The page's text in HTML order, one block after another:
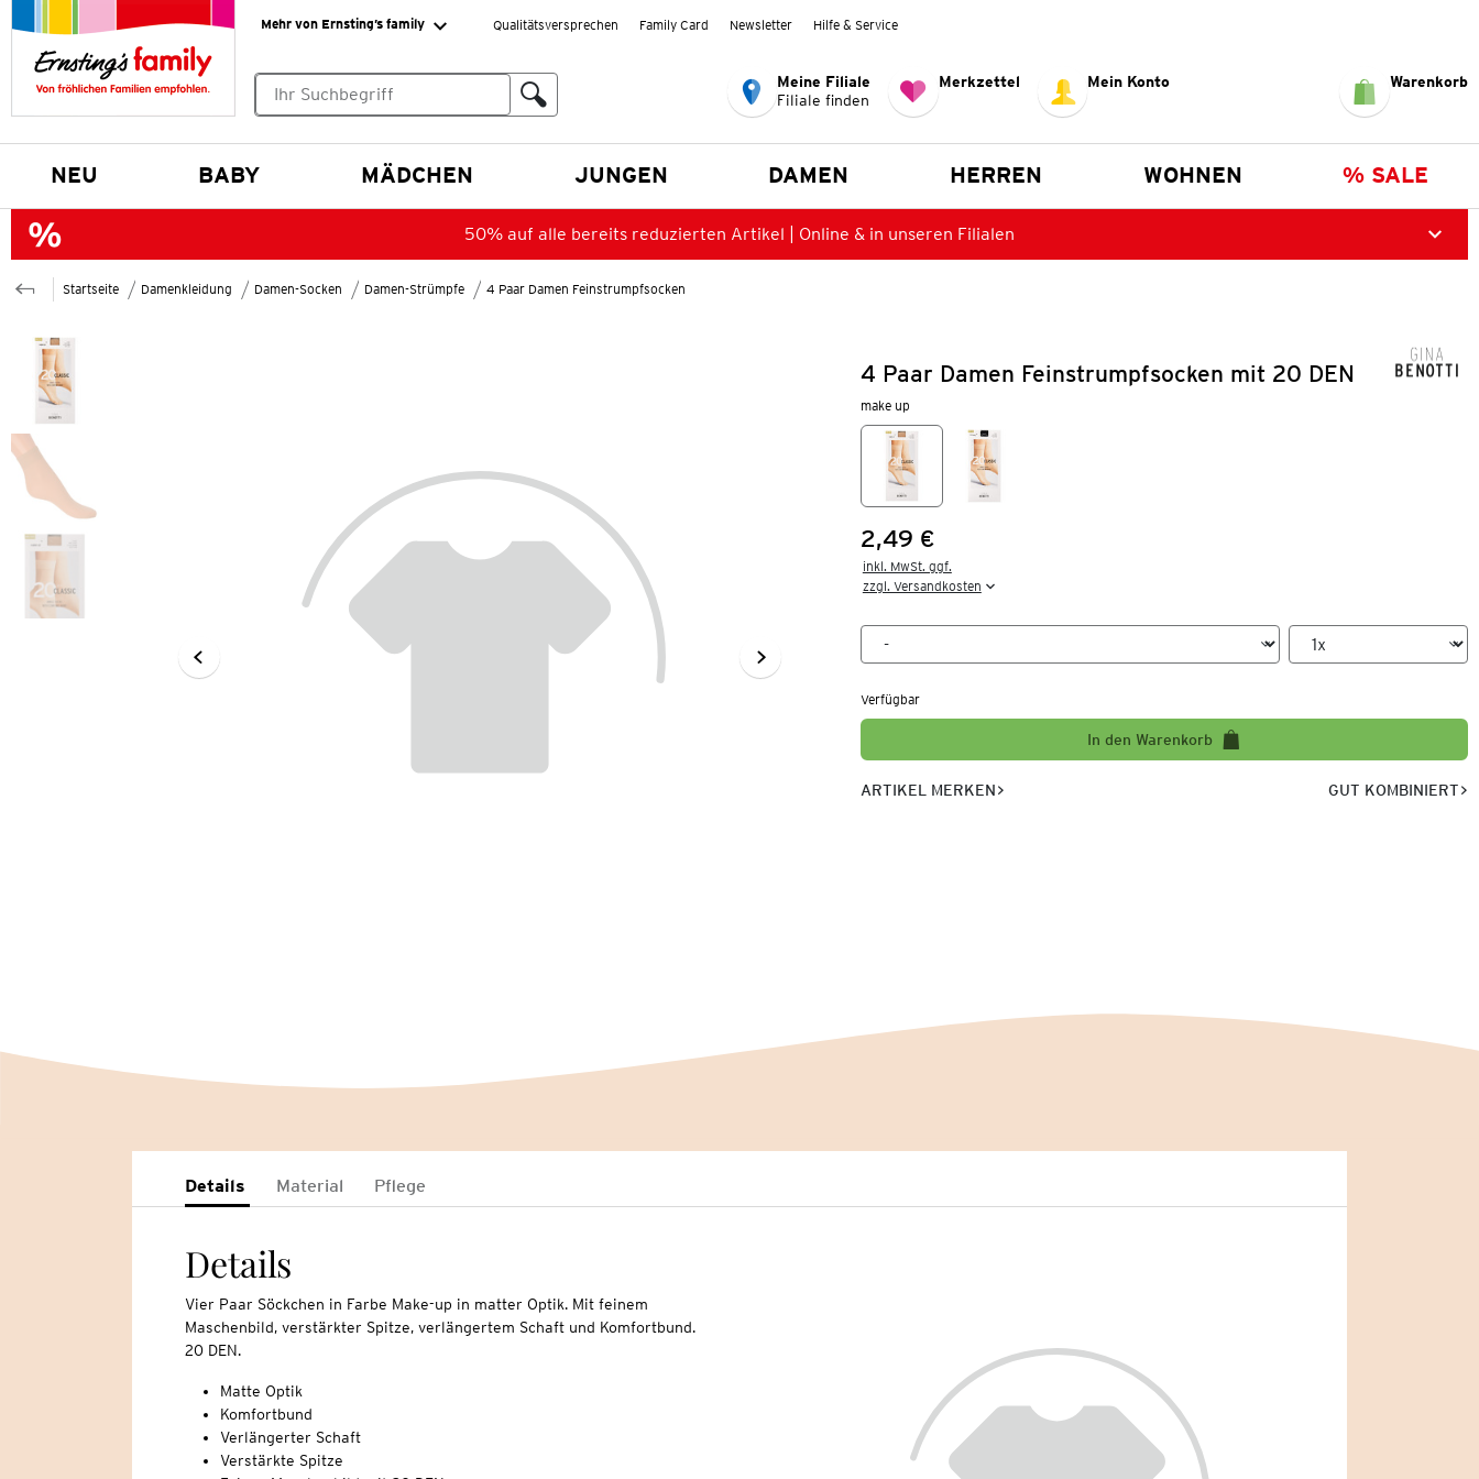
Mehr von Ernsting’s family Qualitätsversprechen Family Card Newsletter Hilfe & Service
Meine Filiale
Filiale finden
Merkzettel Mein Konto Warenkorb
NEU BABY MÄDCHEN JUNGEN DAMEN HERREN WOHNEN % SALE
50% auf alle bereits reduzierten Artikel | Online & in unseren Filialen
Startseite Damenkleidung Damen-Socken Damen-Strümpfe 4 Paar Damen Feinstrumpfsocken
4 Paar Damen Feinstrumpfsocken mit 20 DEN
make up
Preis:
2,49 €
inkl. MwSt. ggf.
zzgl. Versandkosten
Verfügbar
In den Warenkorb
ARTIKEL MERKEN GUT KOMBINIERT
Details Material Pflege
Details
Vier Paar Söckchen in Farbe Make-up in matter Optik. Mit feinem
Maschenbild, verstärkter Spitze, verlängertem Schaft und Komfortbund.
20 DEN.
Matte Optik
Komfortbund
Verlängerter Schaft
Verstärkte Spitze